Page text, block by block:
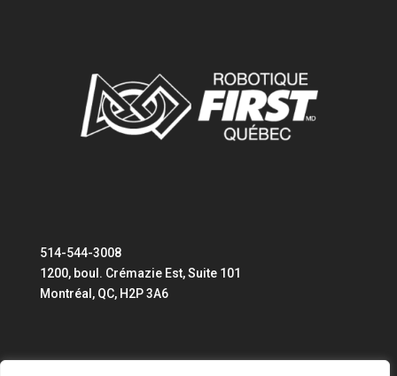
514-544-3008
1200, boul. Crémazie Est, Suite 101
Montréal, QC, H2P 3A6